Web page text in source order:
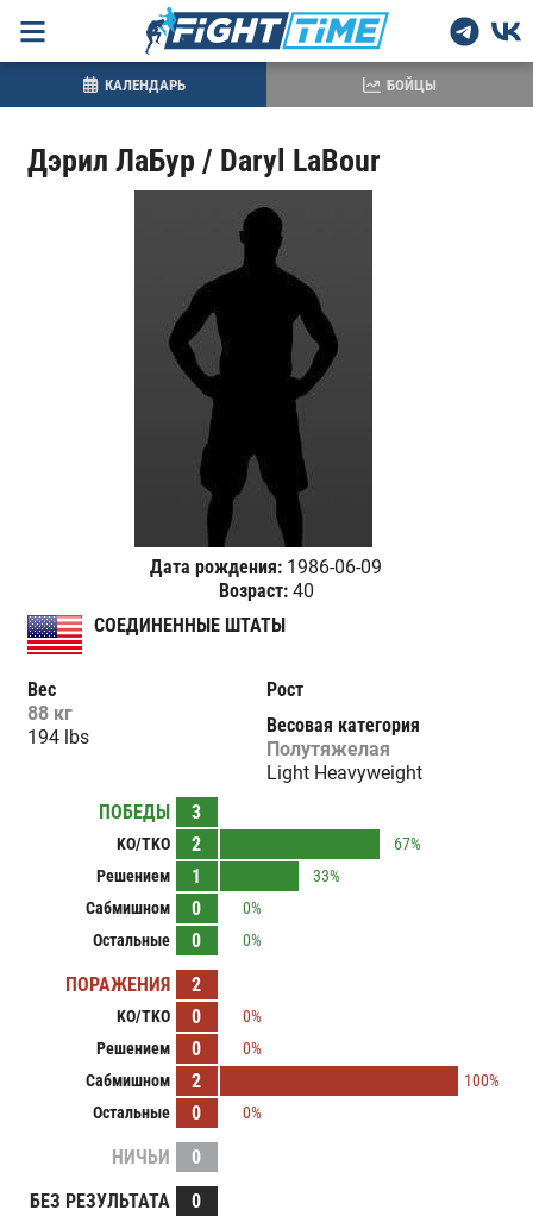
Дэрил ЛаБур / Daryl LaBour
Дата рождения: 1986-06-09
Возраст:40
СОЕДИНЕННЫЕ ШТАТЫ
Вес
88 кг
194 lbs
Рост
Весовая категория
Полутяжелая
Light Heavyweight
ПОБЕДЫ
3
KO/TKO 2
67%
Решением
1
33%
Сабмишном
0
0%
Остальные
0 0%
ПОРАЖЕНИЯ 2
KO/TKO 0
0%
Решением
0
0%
Сабмишном
2
100%
Остальные
0 0%
НИЧЬИ
0
БЕЗ РЕЗУЛЬТАТА
0
КАЛЕНДАРЬ БОЙЦЫ